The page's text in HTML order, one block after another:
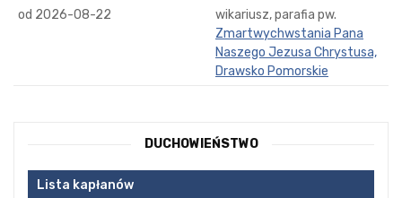
od 2026-08-22
wikariusz, parafia pw.
Zmartwychwstania Pana
Naszego Jezusa Chrystusa,
Drawsko Pomorskie
DUCHOWIEŃSTWO
Lista kapłanów